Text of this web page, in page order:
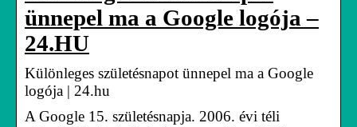
ünnepel ma a Google logója –
24.HU
Különleges születésnapot ünnepel ma a Google
logója | 24.hu
A Google 15. születésnapja. 2006. évi téli